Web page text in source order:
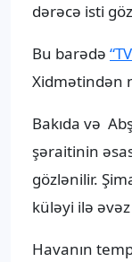
dərəcə isti
Bu barədə
Xidmətindən
Bakıda və
şəraitinin
gözlənilir.
küləyi ilə
Havanın